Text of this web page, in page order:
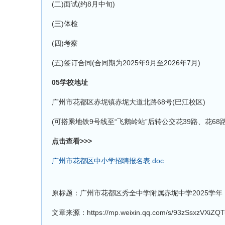
(二)面试(约8月中旬)
(三)体检
(四)考察
(五)签订合同(合同期为2025年9月至2026年7月)
05学校地址
广州市花都区赤坭镇赤坭大道北路68号(巴江校区)
(可搭乘地铁9号线至“飞鹅岭站”后转公交花39路、花68
点击查看>>>
广州市花都区中小学招聘报名表.doc
原标题：广州市花都区秀全中学附属赤坭中学2025学
文章来源：https://mp.weixin.qq.com/s/